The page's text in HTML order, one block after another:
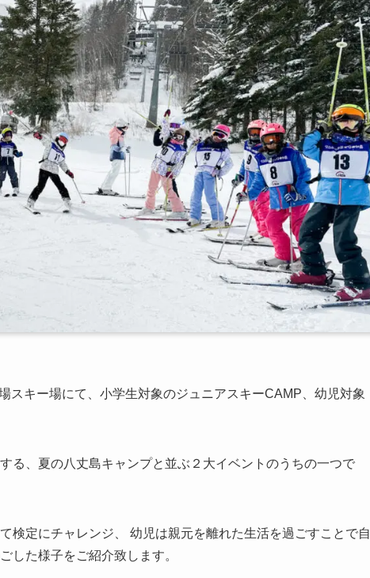
スキー場にて、小学生対象のジュニアスキーCAMP、幼児対象
る、夏の八丈島キャンプと並ぶ２大イベントのうちの一つで
検定にチャレンジ、 幼児は親元を離れた生活を過ごすことで自
した様子をご紹介致します。